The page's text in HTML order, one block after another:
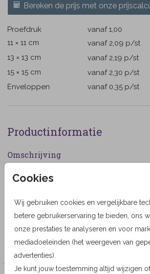
Cookies
Wij gebruiken cookies en vergelijkbare
betere gebruikerservaring te bieden, ons
onze prestaties te analyseren en voor
mediadoeleinden (het weergeven van
advertenties).
Je kunt jouw toestemming altijd wijzigen
Bereken de prijs met onze
Proefdruk
vanaf 1,00
11 × 11 cm
vanaf 2,09 p/st
13 × 13 cm
vanaf 2,19 p/st
15 × 15 cm
vanaf 2,30 p/st
Enveloppen
vanaf 0,35 p/st
Productinformatie
Omschrijving
Rouwkaart met een witte veer op een
Designer
MyCards Design
Collectie